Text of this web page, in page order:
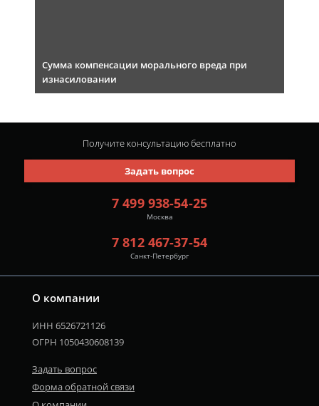
Сумма компенсации морального вреда при
изнасиловании
О компании
ИНН 6526721126
ОГРН 1050430608139
Задать вопрос
Форма обратной связи
7 499 938-54-25
Москва
7 812 467-37-54
Санкт-Петербург
Задать вопрос
Получите консультациюбесплатно